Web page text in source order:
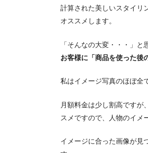
計算された美しいスタイリ
オススメします。
「そんなの大変・・・」
お客様に「商品を使った後
私はイメージ写真のほぼ全
月額料金は少し割高ですが
スメですので、人物のイメ
イメージに合った画像が見